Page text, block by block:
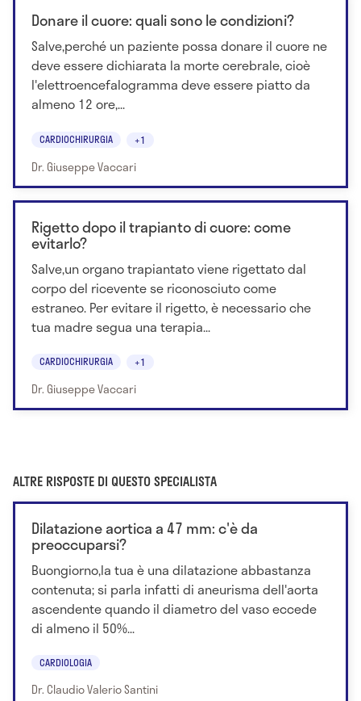
Donare il cuore: quali sono le condizioni?
Salve,perché un paziente possa donare il cuore ne
deve essere dichiarata la morte cerebrale, cioè
l'elettroencefalogramma deve essere piatto da
almeno 12 ore,...
CARDIOCHIRURGIA +1
Dr. Giuseppe Vaccari
Rigetto dopo il trapianto di cuore: come
evitarlo?
Salve,un organo trapiantato viene rigettato dal
corpo del ricevente se riconosciuto come
estraneo. Per evitare il rigetto, è necessario che
tua madre segua una terapia...
CARDIOCHIRURGIA +1
Dr. Giuseppe Vaccari
ALTRE RISPOSTE DI QUESTO SPECIALISTA
Dilatazione aortica a 47 mm: c'è da
preoccuparsi?
Buongiorno,la tua è una dilatazione abbastanza
contenuta; si parla infatti di aneurisma dell'aorta
ascendente quando il diametro del vaso eccede
di almeno il 50%...
CARDIOLOGIA
Dr. Claudio Valerio Santini